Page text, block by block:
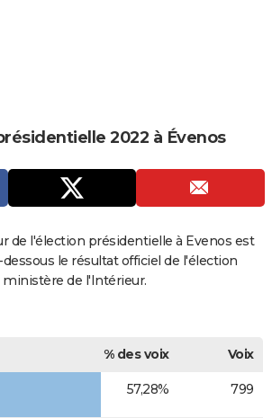
2022 à Évenos
de l'élection présidentielle à Evenos est
le résultat officiel de l'élection
de l'Intérieur.
% des voix
Voix
57,28% 799